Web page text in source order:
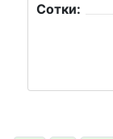
Сотки: